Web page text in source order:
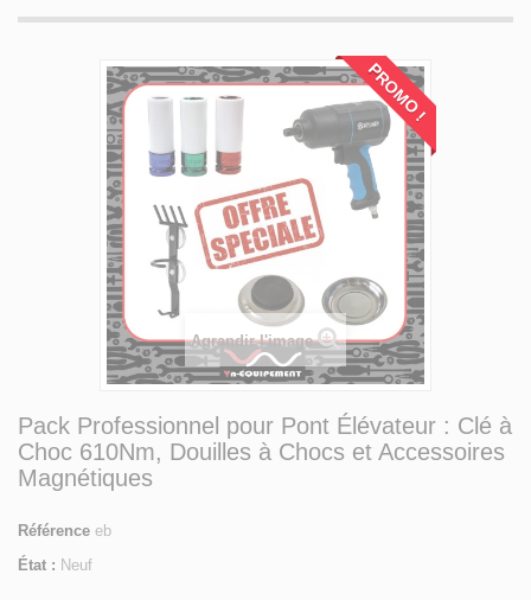
PROMO !
Agrandir l'image
Pack Professionnel pour Pont Élévateur : Clé à
Choc 610Nm, Douilles à Chocs et Accessoires
Magnétiques
Référence eb
État : Neuf